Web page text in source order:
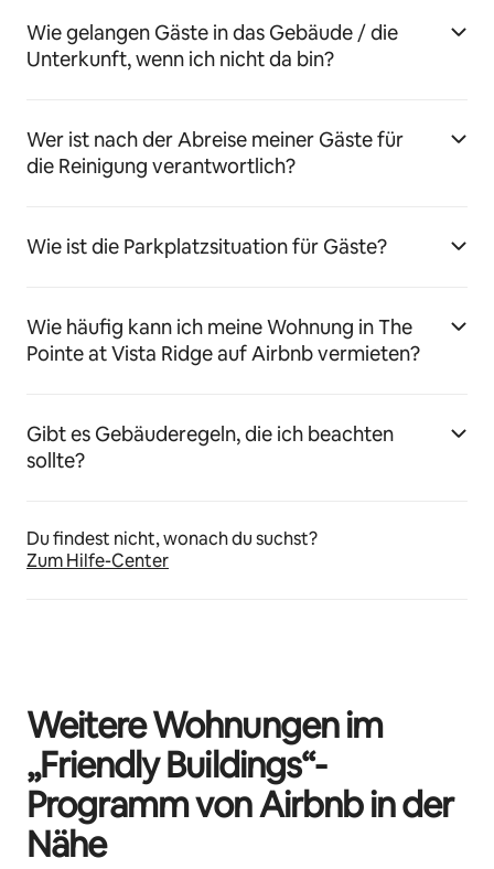
Wie gelangen Gäste in das Gebäude / die
Unterkunft, wenn ich nicht da bin?
Wer ist nach der Abreise meiner Gäste für
die Reinigung verantwortlich?
Wie ist die Parkplatzsituation für Gäste?
Wie häufig kann ich meine Wohnung in The
Pointe at Vista Ridge auf Airbnb vermieten?
Gibt es Gebäuderegeln, die ich beachten
sollte?
Du findest nicht, wonach du suchst?
Zum Hilfe-Center
Weitere Wohnungen im
„Friendly Buildings“-
Programm von Airbnb in der
Nähe